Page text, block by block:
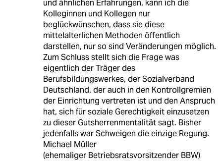
und ähnlichen Erfahrungen, kann ich die
Kolleginnen und Kollegen nur
beglückwünschen, dass sie diese
mittelalterlichen Methoden öffentlich
darstellen, nur so sind Veränderungen möglich.
Zum Schluss stellt sich die Frage was
eigentlich der Träger des
Berufsbildungswerkes, der Sozialverband
Deutschland, der auch in den Kontrollgremien
der Einrichtung vertreten ist und den Anspruch
hat, sich für soziale Gerechtigkeit einzusetzen
zu dieser Gutsherrenmentalität sagt. Bisher
jedenfalls war Schweigen die einzige Regung.
Michael Müller
(ehemaliger Betriebsratsvorsitzender BBW)